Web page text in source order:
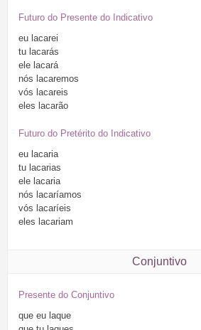
Futuro do Presente do Indicativo
eu lacarei
tu lacarás
ele lacará
nós lacaremos
vós lacareis
eles lacarão
Futuro do Pretérito do Indicativo
eu lacaria
tu lacarias
ele lacaria
nós lacaríamos
vós lacaríeis
eles lacariam
Conjuntivo
Presente do Conjuntivo
que eu laque